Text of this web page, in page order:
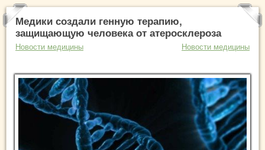
Медики создали генную терапию,
защищающую человека от атеросклероза
Новости медицины Новости медицины